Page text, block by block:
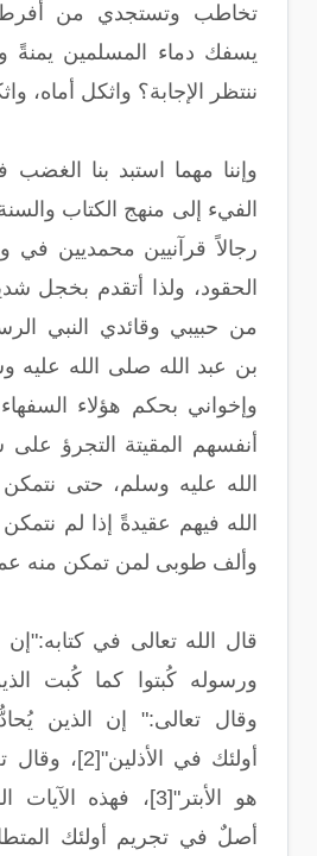
تخاطب وتستجدي من
يسفك دماء المسلمين يمنةً
ننتظر الإجابة؟ واثكل أماه،
وإننا مهما استبد بنا الغضب
الفيء إلى منهج الكتاب
رجالاً قرآنيين محمديين
الحقود، ولذا أتقدم بخجل
من حبيبي وقائدي النبي
بن عبد الله صلى الله عليه
وإخواني بحكم هؤلاء
أنفسهم المقيتة التجرؤ
الله عليه وسلم، حتى نتمكن
الله فيهم عقيدةً إذا لم
وألف طوبى لمن تمكن منه
قال الله تعالى في كتابه:"إن
وقال تعالى:" إن الذين
أولئك في
هو الأبتر"[3]، فهذه
أصلٌ في تجريم أولئك